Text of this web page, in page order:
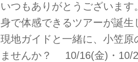
いつもありがとうございま
身で体感できるツアーが誕
現地ガイドと一緒に、小笠
ませんか？ 10/16(金)・